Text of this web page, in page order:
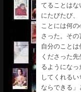
てることは
にたびたび、
ことには何
さった。その
自分のこと
くださった
るようにな
してくれる
ならできる